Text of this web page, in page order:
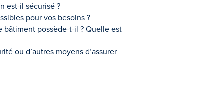
est-il sécurisé ?
pour vos besoins ?
bâtiment possède-t-il ? Quelle est
ou d’autres moyens d’assurer